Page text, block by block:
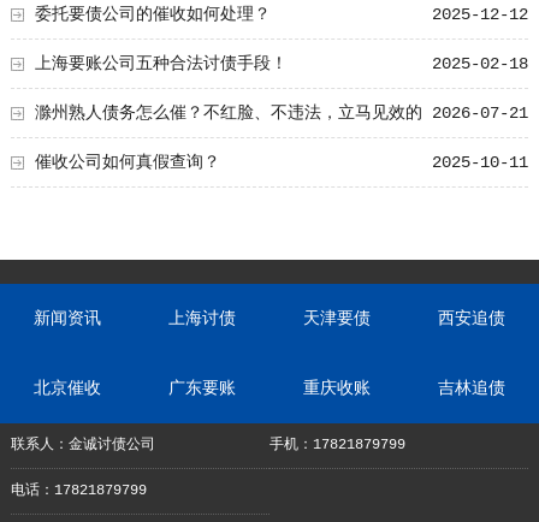
2025-12-12
委托要债公司的催收如何处理？
2025-02-18
上海要账公司五种合法讨债手段！
2026-07-21
滁州熟人债务怎么催？不红脸、不违法，立马见效的
追债方法！ 2025-10-11
催收公司如何真假查询？
新闻资讯 上海讨债 天津要债 西安追债
北京催收 广东要账 重庆收账 吉林追债
联系人：金诚讨债公司 手机：17821879799
电话：17821879799